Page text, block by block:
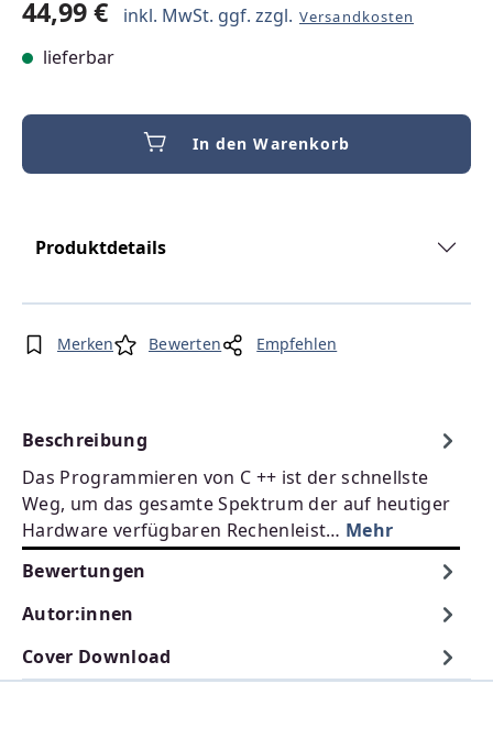
44,99 € inkl. MwSt. ggf. zzgl. Versandkosten
lieferbar
In den Warenkorb
Produktdetails
Merken Bewerten Empfehlen
Beschreibung
Das Programmieren von C ++ ist der schnellste
Weg, um das gesamte Spektrum der auf heutiger
Hardware verfügbaren Rechenleist… Mehr
Bewertungen
Autor:innen
Cover Download